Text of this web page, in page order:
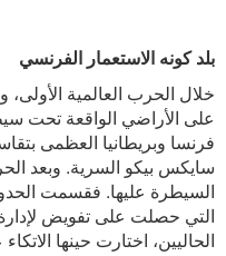
بلد كونه الاستعمار الفرنسي
خلال الحرب العالمية
على الأراضي الواقعة تحت
فرنسا وبريطانيا العظمى
سايكس بيكو السرية. وبعد
السيطرة عليها. فقسمت
التي حصلت على تفويض
الحاليين، اختارت حينها